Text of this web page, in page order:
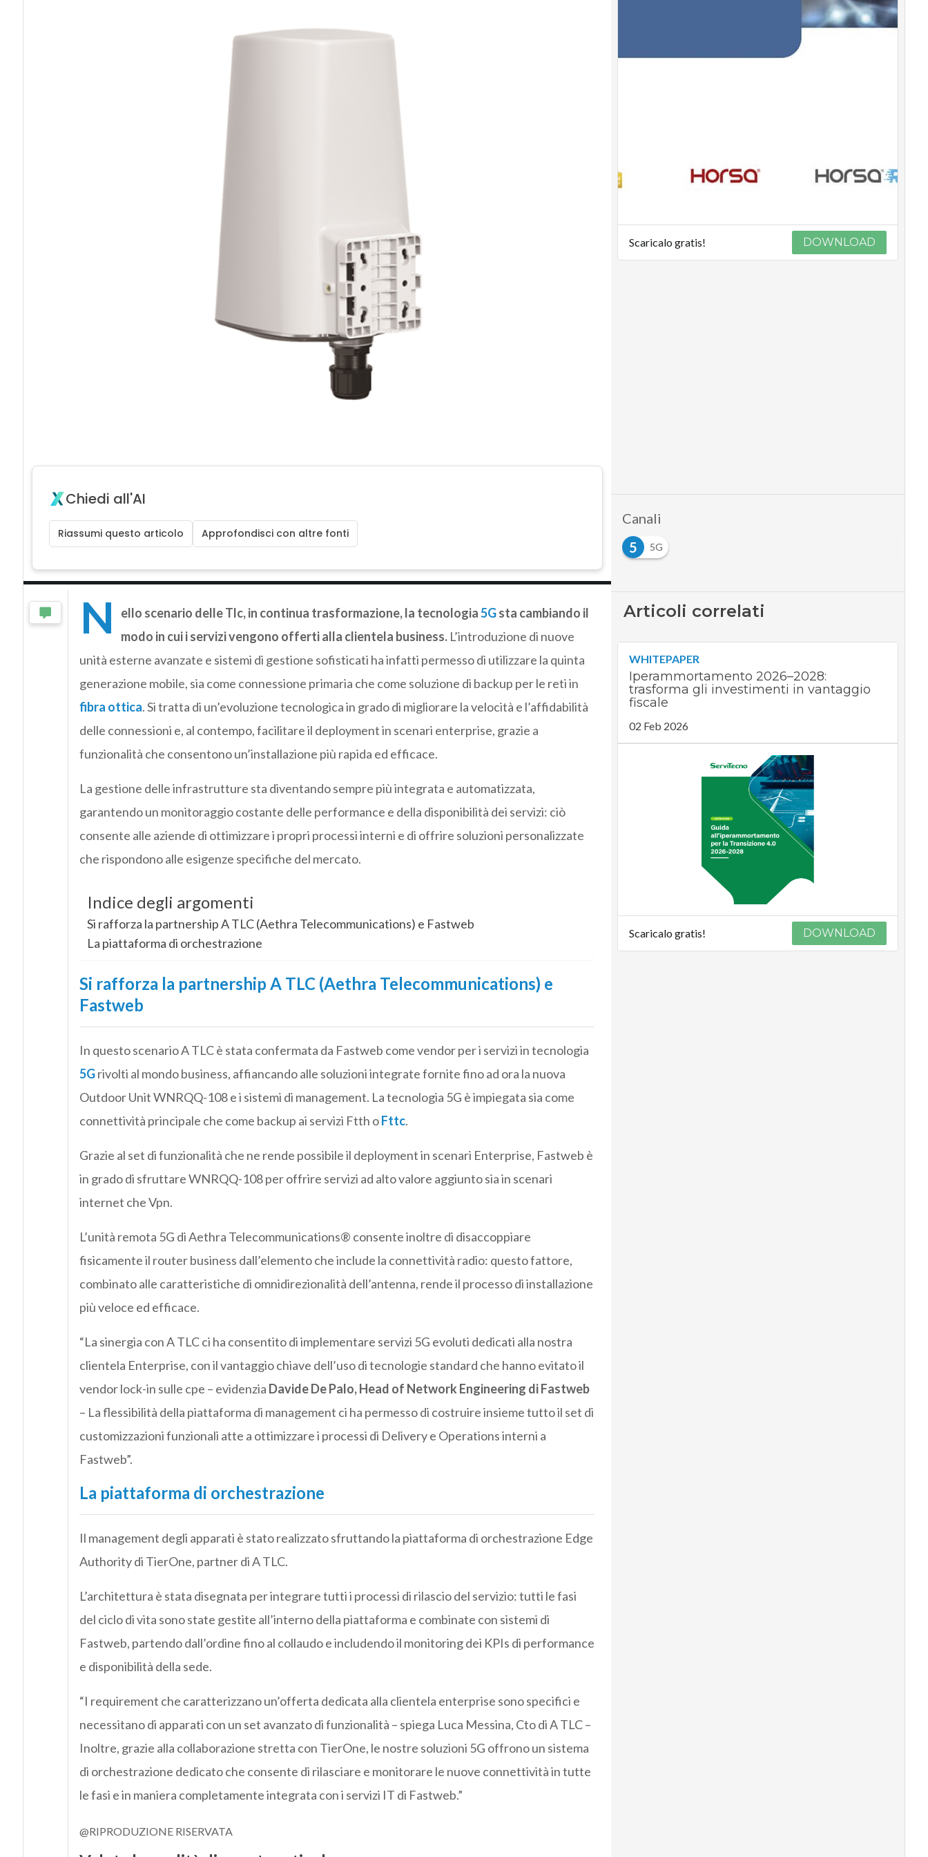
Chiedi all'AI
Riassumi questo articolo Approfondisci con altre fonti
N ello scenario delle Tlc, in continua trasformazione, la tecnologia5Gsta cambiando il
modo in cui i servizi vengono offerti alla clientela business. L’introduzione di nuove
unità esterne avanzate e sistemi di gestione sofisticati ha infatti permesso di utilizzare la quinta
generazione mobile, sia come connessione primaria che come soluzione di backup per le reti in
fibra ottica. Si tratta di un’evoluzione tecnologica in grado di migliorare la velocità e l’affidabilità
delle connessioni e, al contempo, facilitare il deployment in scenari enterprise, grazie a
funzionalità che consentono un’installazione più rapida ed efficace.
La gestione delle infrastrutture sta diventando sempre più integrata e automatizzata,
garantendo un monitoraggio costante delle performance e della disponibilità dei servizi: ciò
consente alle aziende di ottimizzare i propri processi interni e di offrire soluzioni personalizzate
che rispondono alle esigenze specifiche del mercato.
Indice degli argomenti
Si rafforza la partnership A TLC (Aethra Telecommunications) e Fastweb
La piattaforma di orchestrazione
Si rafforza la partnership A TLC (Aethra Telecommunications) e
Fastweb
In questo scenario A TLC è stata confermata da Fastweb come vendor per i servizi in tecnologia
5Grivolti al mondo business, affiancando alle soluzioni integrate fornite fino ad ora la nuova
Outdoor Unit WNRQQ-108 e i sistemi di management. La tecnologia 5G è impiegata sia come
connettività principale che come backup ai servizi Ftth oFttc.
Grazie al set di funzionalità che ne rende possibile il deployment in scenari Enterprise, Fastweb è
in grado di sfruttare WNRQQ-108 per offrire servizi ad alto valore aggiunto sia in scenari
internet che Vpn.
L’unità remota 5G di Aethra Telecommunications® consente inoltre di disaccoppiare
fisicamente il router business dall’elemento che include la connettività radio: questo fattore,
combinato alle caratteristiche di omnidirezionalità dell’antenna, rende il processo di installazione
più veloce ed efficace.
“La sinergia con A TLC ci ha consentito di implementare servizi 5G evoluti dedicati alla nostra
clientela Enterprise, con il vantaggio chiave dell’uso di tecnologie standard che hanno evitato il
vendor lock-in sulle cpe – evidenzia Davide De Palo, Head of Network Engineering di Fastweb
– La flessibilità della piattaforma di management ci ha permesso di costruire insieme tutto il set di
customizzazioni funzionali atte a ottimizzare i processi di Delivery e Operations interni a
Fastweb”.
La piattaforma di orchestrazione
Il management degli apparati è stato realizzato sfruttando la piattaforma di orchestrazione Edge
Authority di TierOne, partner di A TLC.
L’architettura è stata disegnata per integrare tutti i processi di rilascio del servizio: tutti le fasi
del ciclo di vita sono state gestite all’interno della piattaforma e combinate con sistemi di
Fastweb, partendo dall’ordine fino al collaudo e includendo il monitoring dei KPIs di performance
e disponibilità della sede.
“I requirement che caratterizzano un’offerta dedicata alla clientela enterprise sono specifici e
necessitano di apparati con un set avanzato di funzionalità – spiega Luca Messina, Cto di A TLC –
Inoltre, grazie alla collaborazione stretta con TierOne, le nostre soluzioni 5G offrono un sistema
di orchestrazione dedicato che consente di rilasciare e monitorare le nuove connettività in tutte
le fasi e in maniera completamente integrata con i servizi IT di Fastweb.”
@RIPRODUZIONE RISERVATA
Scaricalo gratis! DOWNLOAD
Canali
5
5G
Articoli correlati
WHITEPAPER
Iperammortamento 2026–2028:
trasforma gli investimenti in vantaggio
fiscale
02 Feb 2026
Scaricalo gratis! DOWNLOAD